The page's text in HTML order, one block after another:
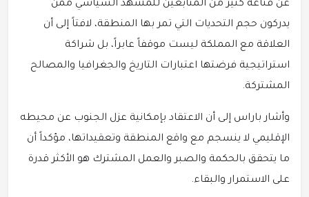
عن قناعة كثير من المتابعين للمشهد السياسي ممن
يدركون حجم التحديات التي تمر بها المنطقة، لافتاً إلى أن
العلاقة مع المملكة ليست موقفاً عابراً، بل شراكة
استراتيجية فرضتها اعتبارات التاريخ والجغرافيا والمصالح
المشتركة.
وأشار باراس إلى أن الاعتقاد بإمكانية عزل الجنوب عن محيطه
الإقليمي لا ينسجم مع واقع المنطقة وتعقيداتها، مؤكداً أن
ما يتحقق بالحكمة والصبر والعمل المشترك هو الأكثر قدرة
على الاستمرار والبقاء.